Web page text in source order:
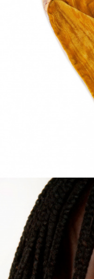
ACCESSOIRES